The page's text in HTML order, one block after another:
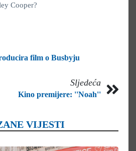
Cooper?
film o Busbyju
Sljedeća
Kino premijere: ''Noah''
VIJESTI